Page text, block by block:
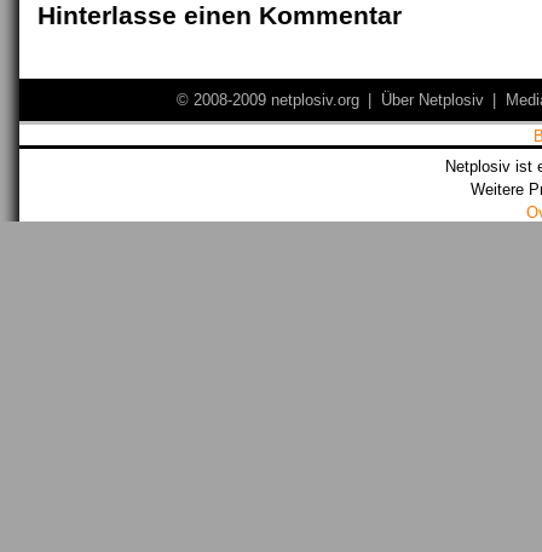
Hinterlasse einen Kommentar
© 2008-2009 netplosiv.org Über Netplosiv
Netplosiv ist
Weitere